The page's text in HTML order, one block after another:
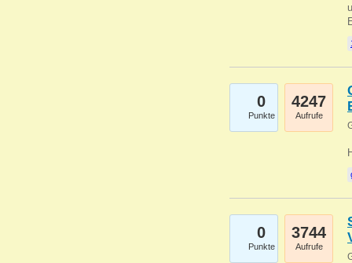
0
Punkte
4247
Aufrufe
0
Punkte
3744
Aufrufe